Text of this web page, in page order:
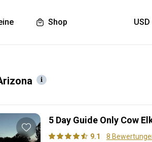
Shop
5 Day Guide Only Cow
9.1
8